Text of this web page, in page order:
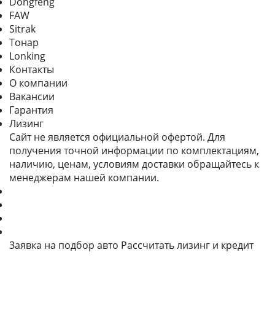
FAW
Sitrak
Тонар
Lonking
Контакты
О компании
Вакансии
Гарантия
Лизинг
Сайт не является официальной офертой. Для
получения точной информации по комплектациям,
наличию, ценам, условиям доставки обращайтесь к
менеджерам нашей компании.
Заявка на подбор авто Рассчитать лизинг и кредит